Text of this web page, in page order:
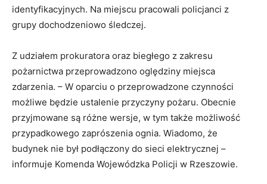
identyfikacyjnych. Na miejscu pracowali policjanci z
grupy dochodzeniowo śledczej.
Z udziałem prokuratora oraz biegłego z zakresu
pożarnictwa przeprowadzono oględziny miejsca
zdarzenia. – W oparciu o przeprowadzone czynności
możliwe będzie ustalenie przyczyny pożaru. Obecnie
przyjmowane są różne wersje, w tym także możliwość
przypadkowego zaprószenia ognia. Wiadomo, że
budynek nie był podłączony do sieci elektrycznej –
informuje Komenda Wojewódzka Policji w Rzeszowie.